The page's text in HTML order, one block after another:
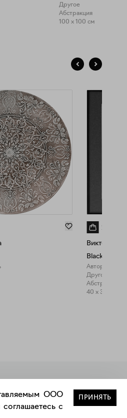
Другое
Абстракция
100 x 100 см
26 000
Виктория
Black Flow
Авторская
Другое
Абстракция
40 x 30 см
ООО
с
ПРИНЯТЬ